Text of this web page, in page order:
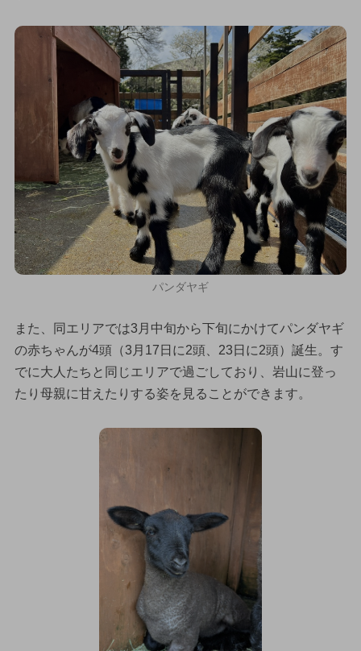
パンダヤギ
また、同エリアでは3月中旬から下旬にかけてパンダヤギ
の赤ちゃんが4頭（3月17日に2頭、23日に2頭）誕生。す
でに大人たちと同じエリアで過ごしており、岩山に登っ
たり母親に甘えたりする姿を見ることができます。